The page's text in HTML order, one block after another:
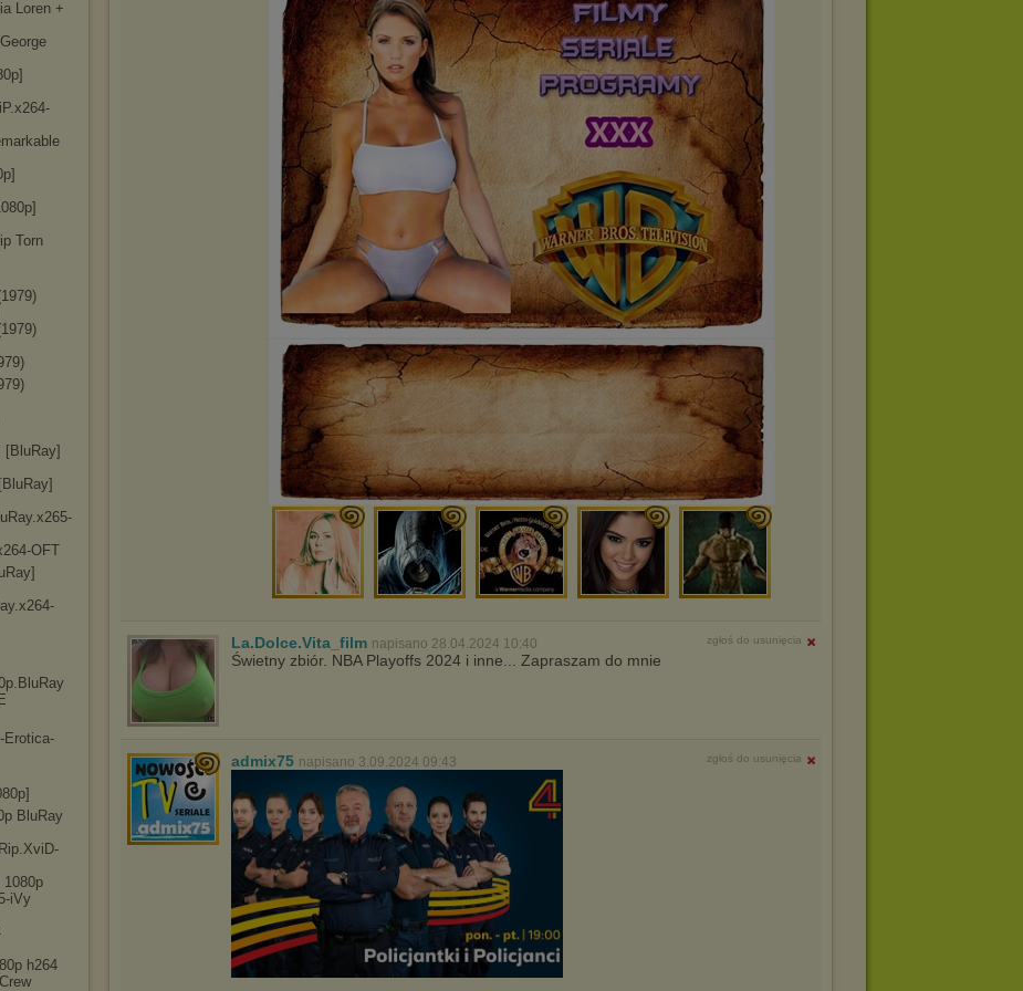
Loren +
Torn
[BluRay]
65-
OFT
4-
Erotica-
BluRay
-
1080p
iVy
h264
La.Dolce.Vita_film napisano 28.04.2024 10:40 zgłoś do usunięcia
Świetny zbiór. NBA Playoffs 2024 i inne... Zapraszam do mnie
admix75 napisano 3.09.2024 09:43 zgłoś do usunięcia